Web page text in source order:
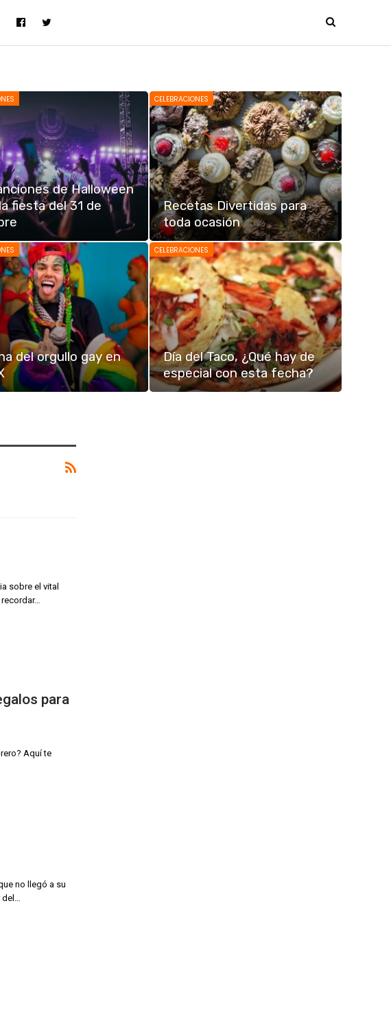
de Halloween
fiesta del 31 de
CELEBRACIONES
Recetas Divertidas para
toda ocasión
del orgullo gay en
CELEBRACIONES
Día del Taco, ¿Qué hay de
especial con esta fecha?
sobre el vital
…
para
Aquí te
no llegó a su